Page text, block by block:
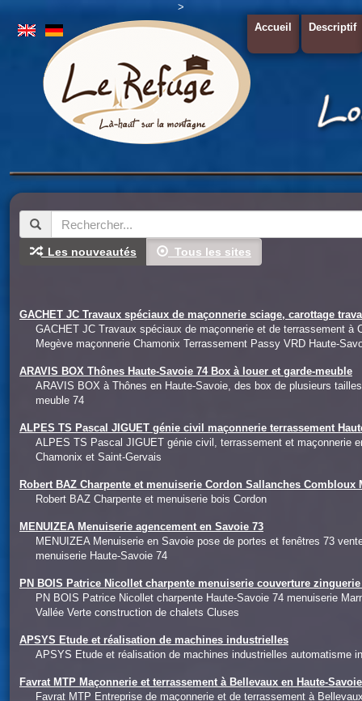
>
Accueil
Descriptif
Les nouveautés Tous les sites
GACHET JC Travaux spéciaux de maçonnerie sciage, carottage
GACHET JC Travaux spéciaux de maçonnerie et de terrassement
Megève maçonnerie Chamonix Terrassement Passy VRD Haute-
ARAVIS BOX Thônes Haute-Savoie 74 Box à louer et garde-meuble
ARAVIS BOX à Thônes en Haute-Savoie, des box de plusieurs
meuble 74
ALPES TS Pascal JIGUET génie civil maçonnerie terrassement
ALPES TS Pascal JIGUET génie civil, terrassement et maçonnerie
Chamonix et Saint-Gervais
Robert BAZ Charpente et menuiserie Cordon Sallanches Combloux
Robert BAZ Charpente et menuiserie bois Cordon
MENUIZEA Menuiserie agencement en Savoie 73
MENUIZEA Menuiserie en Savoie pose de portes et fenêtres 73
menuiserie Haute-Savoie 74
PN BOIS Patrice Nicollet charpente menuiserie couverture
PN BOIS Patrice Nicollet charpente Haute-Savoie 74 menuiserie
Vallée Verte construction de chalets Cluses
APSYS Etude et réalisation de machines industrielles
APSYS Etude et réalisation de machines industrielles automatisme
Favrat MTP Maçonnerie et terrassement à Bellevaux en Haute-
Favrat MTP Entreprise de maçonnerie et de terrassement à